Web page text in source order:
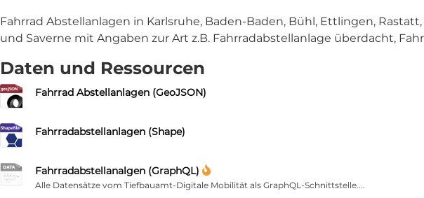
Fahrrad Abstellanlagen in Karlsruhe, Baden-Baden, Bühl, Ettlingen,
und Saverne mit Angaben zur Art z.B. Fahrradabstellanlage überdacht,
Daten und Ressourcen
Fahrrad Abstellanlagen (GeoJSON)
Fahrradabstellanlagen (Shape)
Fahrradabstellanalgen (GraphQL)
Alle Datensätze vom Tiefbauamt-Digitale Mobilität als GraphQL-Schnittstelle....